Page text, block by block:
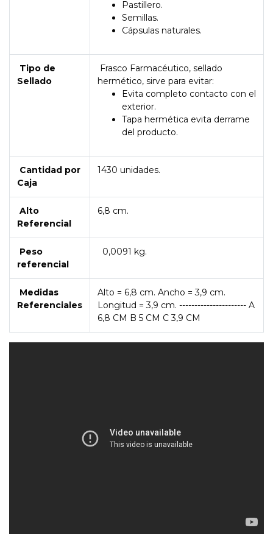
Pastillero.
Semillas.
Cápsulas naturales.
Tipo de
Sellado
Frasco Farmacéutico, sellado
hermético, sirve para evitar:
Evita completo contacto con el
exterior.
Tapa hermética evita derrame
del producto.
Cantidad por
Caja
1430 unidades.
Alto
Referencial
6,8 cm.
Peso
referencial
0,0091 kg.
Medidas
Referenciales
Alto = 6,8 cm. Ancho = 3,9 cm.
Longitud = 3,9 cm. ---------------------- A
6,8 CM B 5 CM C 3,9 CM